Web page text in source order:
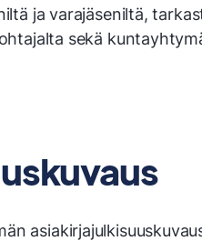
ja varajäseniltä,
sekä